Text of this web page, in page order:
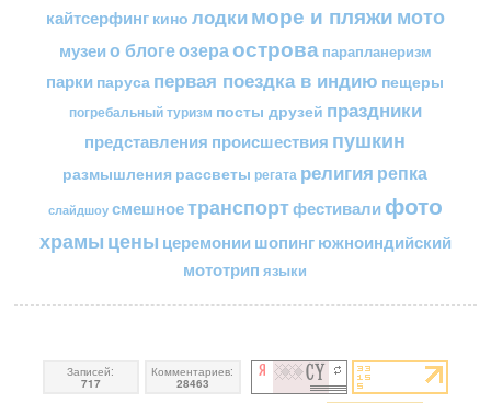
кайтсерфинг кино лодкиморе и пляжимото
музеи о блогеозераострова парапланеризм
парки паруса первая поездка в индию пещеры
погребальный туризм посты друзей праздники
представления происшествия пушкин
размышления рассветы регата религия репка
слайдшоу смешноетранспортфестивали фото
храмы цены церемонии шопингюжноиндийский
мототрип языки
Записей:
717
Комментариев:
28463